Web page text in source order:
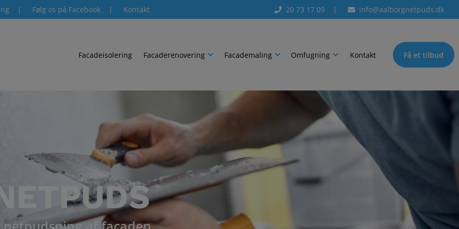
| Følg os på Facebook | Kontakt 20 73 17 09 | info@aalborgnetpuds.dk
Facadeisolering Facaderenovering Facademaling Omfugning Kontakt Få et tilbud